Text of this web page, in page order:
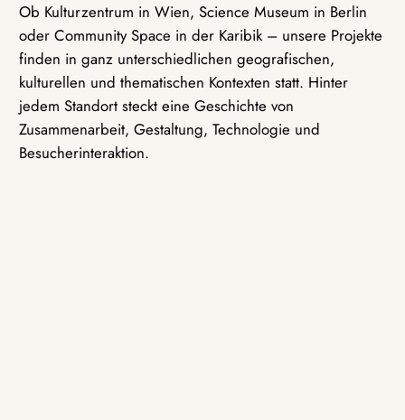
Ob Kulturzentrum in Wien, Science Museum in Berlin
oder Community Space in der Karibik – unsere Projekte
finden in ganz unterschiedlichen geografischen,
kulturellen und thematischen Kontexten statt. Hinter
jedem Standort steckt eine Geschichte von
Zusammenarbeit, Gestaltung, Technologie und
Besucherinteraktion.